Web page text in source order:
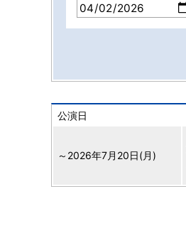
公演日
～ 2026年7月20日(月)